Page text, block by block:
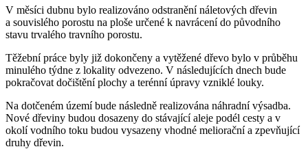
V měsíci dubnu bylo realizováno odstranění náletových dřevin
a souvislého porostu na ploše určené k navrácení do původního
stavu trvalého travního porostu.
Těžební práce byly již dokončeny a vytěžené dřevo bylo v průběhu
minulého týdne z lokality odvezeno. V následujících dnech bude
pokračovat dočištění plochy a terénní úpravy vzniklé louky.
Na dotčeném území bude následně realizována náhradní výsadba.
Nové dřeviny budou dosazeny do stávající aleje podél cesty a v
okolí vodního toku budou vysazeny vhodné meliorační a zpevňující
druhy dřevin.